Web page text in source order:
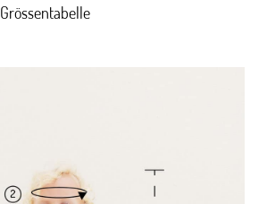
Grössentabelle